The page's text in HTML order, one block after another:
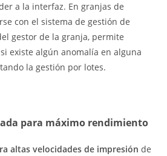
a la interfaz. En granjas de
con el sistema de gestión de
gestor de la granja, permite
existe algún anomalía en alguna
la gestión por lotes.
para máximo rendimiento
altas velocidades de impresión de